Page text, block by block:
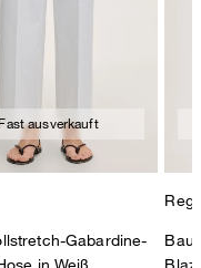
Fast ausverkauft
Gabardine-
in Weiß